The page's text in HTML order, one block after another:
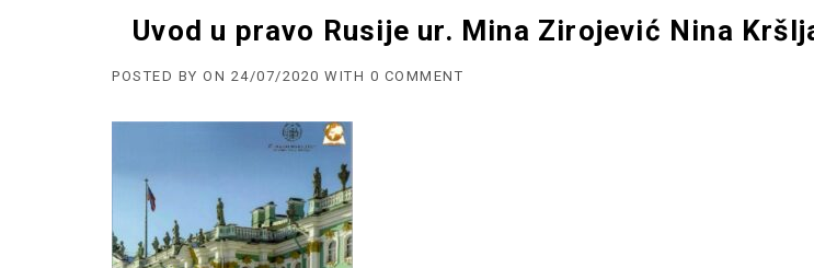
Uvod u pravo Rusije ur. Mina Zirojević Nina
POSTED BY ON 24/07/2020 WITH 0 COMMENT